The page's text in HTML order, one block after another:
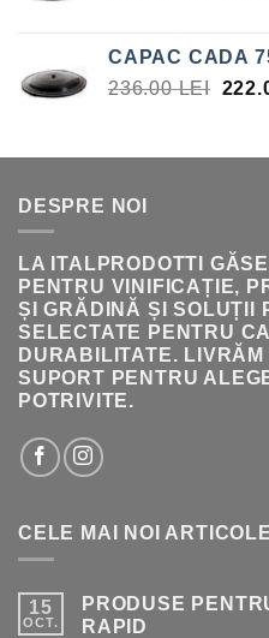
CAPAC CADA
236.00LEI
DESPRE NOI
LA ITALPRODOTTI
PENTRU VINIFICAȚIE,
ȘI GRĂDINĂ ȘI SOLUȚII
SELECTATE PENTRU
DURABILITATE. LIVRĂM
SUPORT PENTRU
POTRIVITE.
CELE MAI NOI ARTICOLE
15
OCT.
PRODUSE
RAPID